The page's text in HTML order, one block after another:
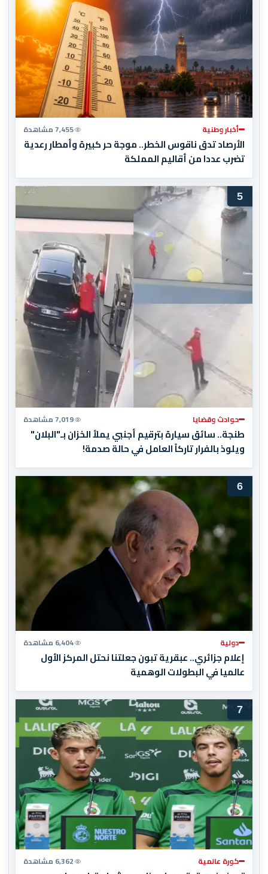
أخبار وطنية 7,455 مشاهدة
الأرصاد تدق ناقوس الخطر.. موجة حر كبيرة وأمطار رعدية
تضرب عددا من أقاليم المملكة
5
حوادث وقضايا 7,019 مشاهدة
طنجة.. سائق سيارة بترقيم أجنبي يملأ الخزان بـ"البلان"
ويلوذ بالفرار تاركاً العامل في حالة صدمة!
6
دولية 6,404 مشاهدة
إعلام جزائري.. عبقرية تبون جعلتنا نحتل المركز الأول
عالميا في البطولات الوهمية
7
كورة عالمية 6,362 مشاهدة